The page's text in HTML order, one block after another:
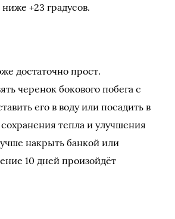
+23 градусов.
достаточно прост.
черенок бокового побега с
его в воду или посадить в
тепла и улучшения
накрыть банкой или
10 дней произойдёт